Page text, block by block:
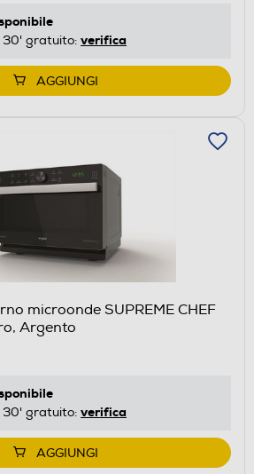
30' gratuito: verifica
AGGIUNGI
microonde SUPREME CHEF
Argento
30' gratuito: verifica
AGGIUNGI